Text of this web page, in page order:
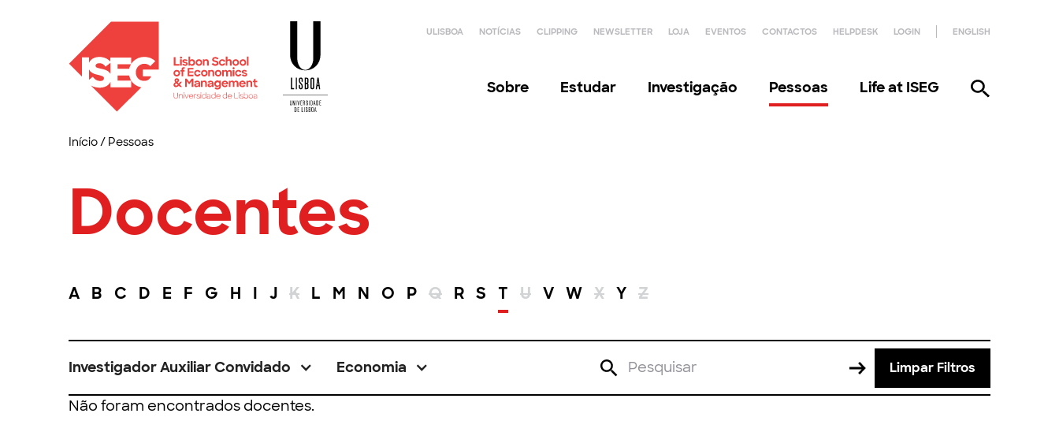
ULISBOA NOTÍCIAS CLIPPING NEWSLETTER LOJA EVENTOS CONTACTOS HELPDESK LOGIN ENGLISH
Sobre Estudar Investigação Pessoas Life at ISEG
Início/ Pessoas
Docentes
A B C D E F G H I J K L M N O P Q R S T U V W X Y Z
Investigador Auxiliar Convidado Economia Limpar Filtros
Não foram encontrados docentes.